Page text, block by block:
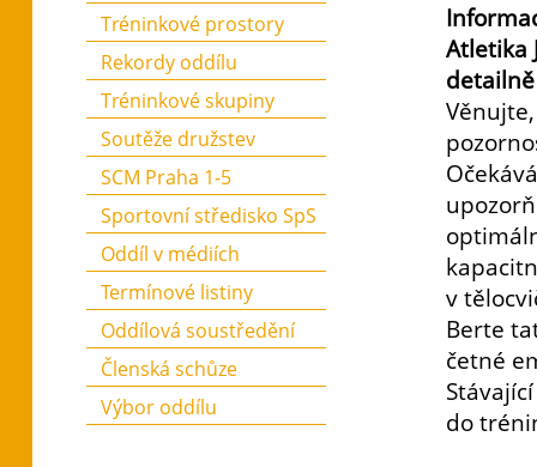
Atletika
v
Berte
četné
do
Tréninkové prostory
Rekordy oddílu
Tréninkové skupiny
Soutěže družstev
SCM Praha 1-5
Sportovní středisko SpS
Oddíl v médiích
Termínové listiny
Oddílová soustředění
Členská schůze
Výbor oddílu